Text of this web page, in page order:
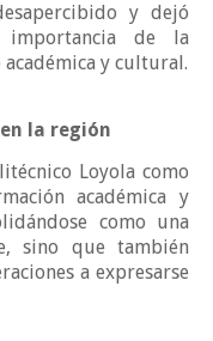
y dejó
de la
y cultural.
la región
Loyola como
académica y
como una
sino que también
a expresarse